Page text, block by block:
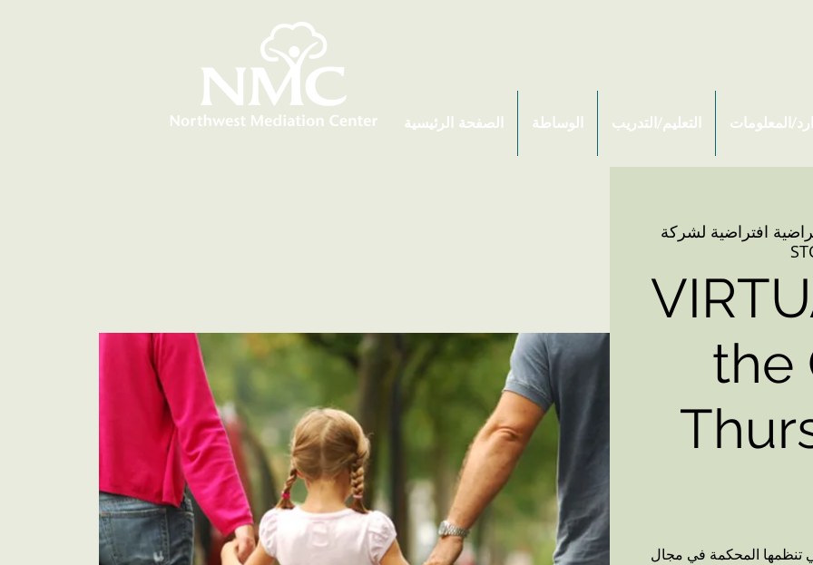
الصفحة الرئيسية الوساطة التعليم/التدريب المعلومات
افتراضية لشركة
the
3 ساعات والتي تنظمها المحكمة في مجال